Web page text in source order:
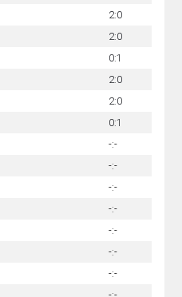
2:0
2:0
0:1
2:0
2:0
0:1
-:-
-:-
-:-
-:-
-:-
-:-
-:-